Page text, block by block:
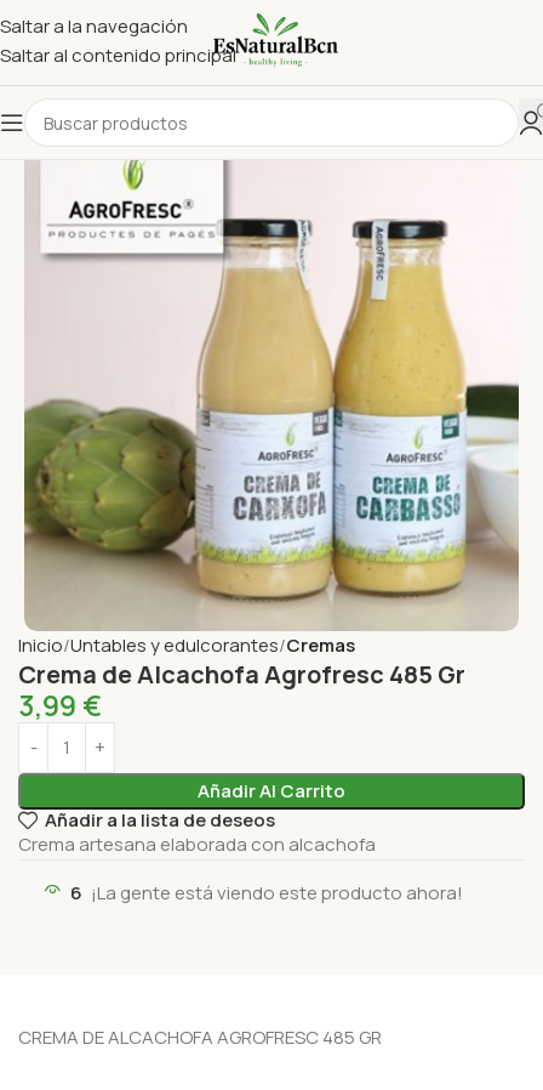
Saltar a la navegación
Saltar al contenido principal
Inicio Untables y edulcorantes Cremas
Crema de Alcachofa Agrofresc 485 Gr
3,99 €
Añadir Al Carrito
Añadir a la lista de deseos
Crema artesana elaborada con alcachofa
6 ¡La gente está viendo este producto ahora!
CREMA DE ALCACHOFA AGROFRESC 485 GR